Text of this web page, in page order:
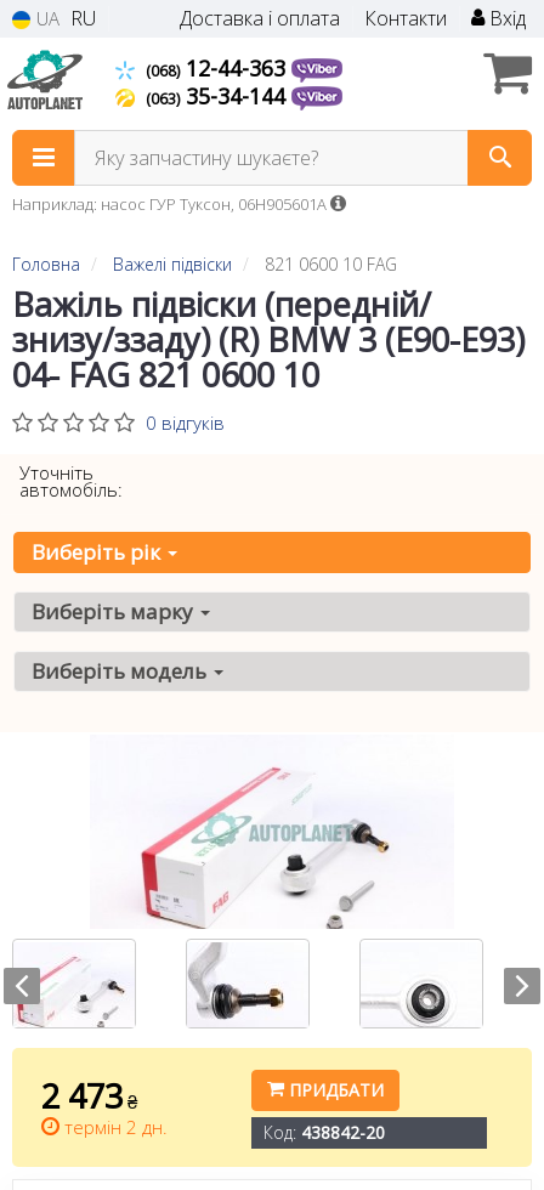
UA RU Доставка і оплата Контакти Вхід
(068)12-44-363
(063)35-34-144
Яку запчастину шукаєте?
Наприклад: насос ГУР Туксон, 06H905601A
Головна Важелі підвіски 821 0600 10 FAG
Важіль підвіски (передній/
знизу/ззаду) (R) BMW 3 (E90-E93)
04- FAG 821 0600 10
0 відгуків
Уточніть
автомобіль:
Виберіть рік
Виберіть марку
Виберіть модель
2 473 ₴
термін 2 дн.
ПРИДБАТИ
Код: 438842-20